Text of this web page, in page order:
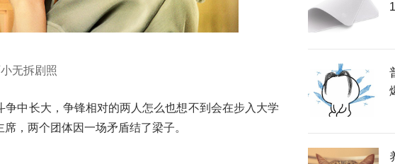
无拆剧照
中长大，争锋相对的两人怎么也想不到会在步入大学
，两个团体因一场矛盾结了梁子。